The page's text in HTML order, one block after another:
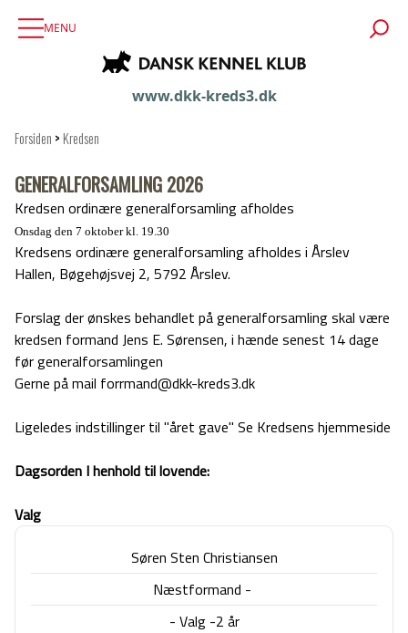
MENU
www.dkk-kreds3.dk
Forsiden > Kredsen
GENERALFORSAMLING 2026
Kredsen ordinære generalforsamling afholdes
Onsdag den 7 oktober kl. 19.30
Kredsens ordinære generalforsamling afholdes i Årslev
Hallen, Bøgehøjsvej 2, 5792 Årslev.
Forslag der ønskes behandlet på generalforsamling skal være
kredsen formand Jens E. Sørensen, i hænde senest 14 dage
før generalforsamlingen
Gerne på mail forrmand@dkk-kreds3.dk
Ligeledes indstillinger til "året gave" Se Kredsens hjemmeside
Dagsorden I henhold til lovende:
Valg
Søren Sten Christiansen
Næstformand -
- Valg -2 år